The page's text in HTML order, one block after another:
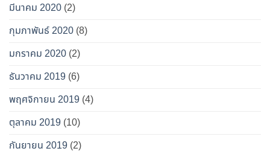
มีนาคม 2020 (2)
กุมภาพันธ์ 2020 (8)
มกราคม 2020 (2)
ธันวาคม 2019 (6)
พฤศจิกายน 2019 (4)
ตุลาคม 2019 (10)
กันยายน 2019 (2)